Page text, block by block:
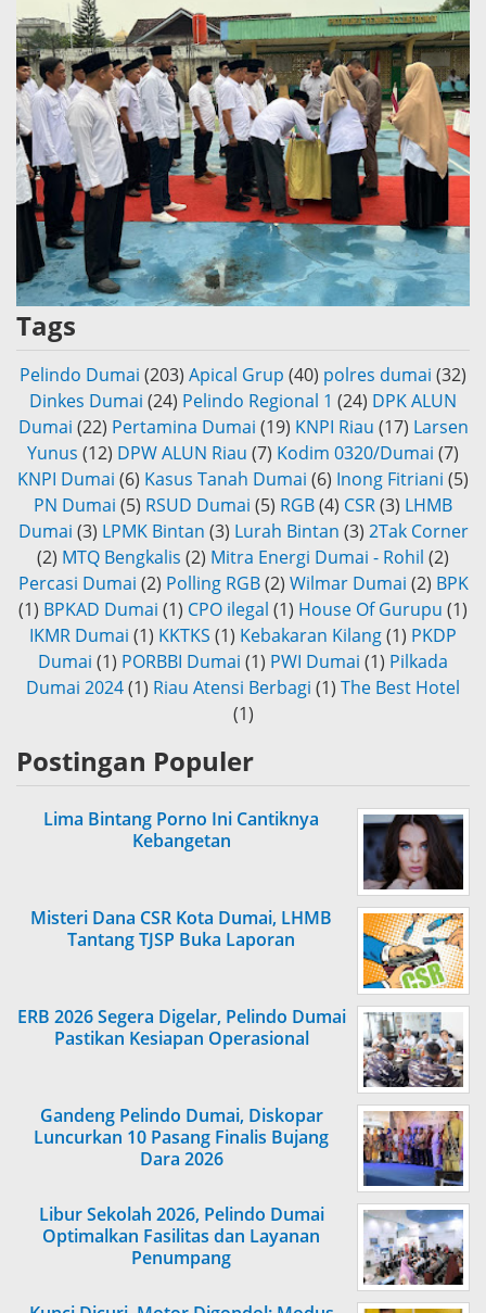
Tags
Pelindo Dumai (203) Apical Grup (40) polres dumai (32)
Dinkes Dumai (24) Pelindo Regional 1 (24) DPK ALUN
Dumai (22) Pertamina Dumai (19) KNPI Riau (17) Larsen
Yunus (12) DPW ALUN Riau (7) Kodim 0320/Dumai (7)
KNPI Dumai (6) Kasus Tanah Dumai (6) Inong Fitriani (5)
PN Dumai (5) RSUD Dumai (5) RGB(4) CSR(3) LHMB
Dumai (3) LPMK Bintan (3) Lurah Bintan (3) 2Tak Corner
(2) MTQ Bengkalis (2) Mitra Energi Dumai - Rohil (2)
Percasi Dumai (2) Polling RGB (2) Wilmar Dumai (2) BPK
(1) BPKAD Dumai (1) CPO ilegal (1) House Of Gurupu (1)
IKMR Dumai (1) KKTKS (1) Kebakaran Kilang(1) PKDP
Dumai (1) PORBBI Dumai (1) PWI Dumai (1) Pilkada
Dumai 2024(1) Riau Atensi Berbagi (1) The Best Hotel
(1)
Postingan Populer
Lima Bintang Porno Ini Cantiknya
Kebangetan
Misteri Dana CSR Kota Dumai, LHMB
Tantang TJSP Buka Laporan
ERB 2026 Segera Digelar, Pelindo Dumai
Pastikan Kesiapan Operasional
Gandeng Pelindo Dumai, Diskopar
Luncurkan 10 Pasang Finalis Bujang
Dara 2026
Libur Sekolah 2026, Pelindo Dumai
Optimalkan Fasilitas dan Layanan
Penumpang